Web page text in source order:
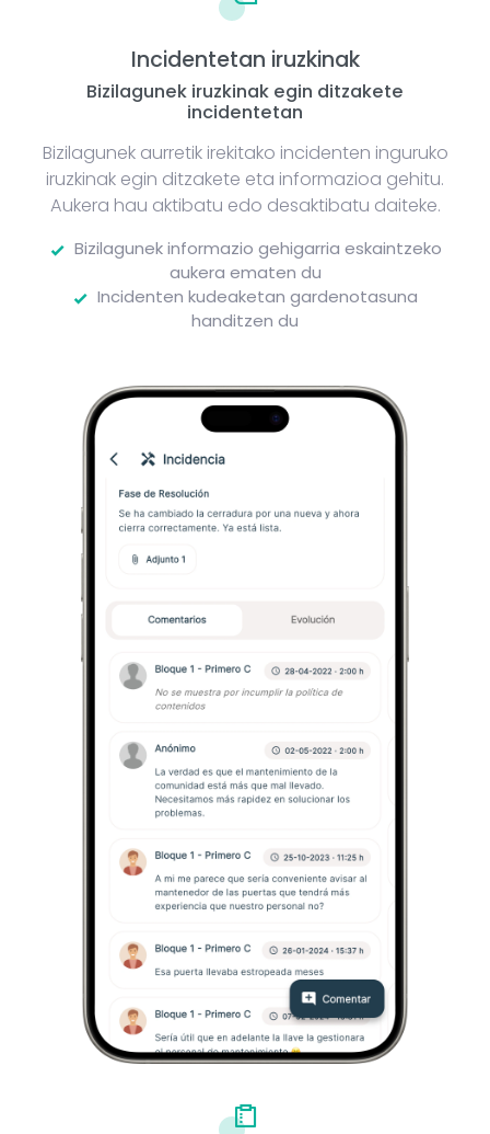
Incidentetan iruzkinak
Bizilagunek iruzkinak egin ditzakete
incidentetan
Bizilagunek aurretik irekitako incidenten inguruko
iruzkinak egin ditzakete eta informazioa gehitu.
Aukera hau aktibatu edo desaktibatu daiteke.
Bizilagunek informazio gehigarria eskaintzeko
aukera ematen du
Incidenten kudeaketan gardenotasuna
handitzen du